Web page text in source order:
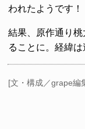
われたようです！
結果、原作通り
ることに。経緯
[文・構成／grape編